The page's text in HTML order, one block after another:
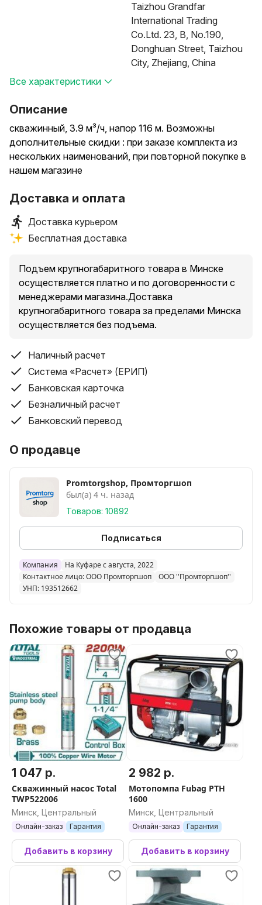
Taizhou Grandfar
International Trading
Co.Ltd. 23, B, No.190,
Donghuan Street, Taizhou
City, Zhejiang, China
Все характеристики
Описание
скважинный, 3.9 м³/ч, напор 116 м. Возможны
дополнительные скидки : при заказе комплекта из
нескольких наименований, при повторной покупке в
нашем магазине
Доставка и оплата
Доставка курьером
Бесплатная доставка
Подъем крупногабаритного товара в Минске
осуществляется платно и по договоренности с
менеджерами магазина.Доставка
крупногабаритного товара за пределами Минска
осуществляется без подъема.
Наличный расчет
Система «Расчет» (ЕРИП)
Банковская карточка
Безналичный расчет
Банковский перевод
О продавце
Promtorgshop, Промторгшоп
был(а) 4 ч. назад
Товаров: 10892
Подписаться
Компания
На Куфаре с августа, 2022
Контактное лицо: ООО Промторгшоп
ООО ''Промторгшоп''
УНП: 193512662
Похожие товары от продавца
1 047 р.
Скважинный насос Total
TWP522006
Минск, Центральный
Онлайн-заказ Гарантия
Добавить в корзину
2 982 р.
Мотопомпа Fubag PTH
1600
Минск, Центральный
Онлайн-заказ Гарантия
Добавить в корзину